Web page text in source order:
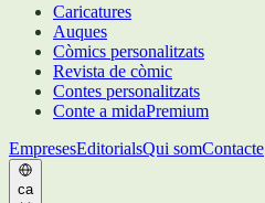
Caricatures
Auques
Còmics personalitzats
Revista de còmic
Contes personalitzats
Conte a midaPremium
EmpresesEditorialsQui somContacte
ca